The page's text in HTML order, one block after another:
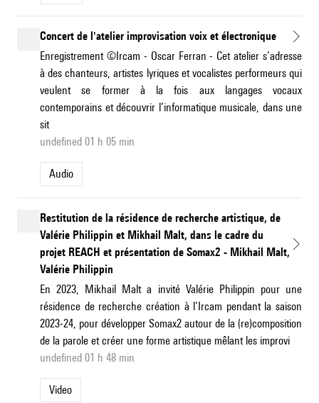
Concert de l'atelier improvisation voix et électronique
Enregistrement ©Ircam - Oscar Ferran - Cet atelier s’adresse
à des chanteurs, artistes lyriques et vocalistes performeurs qui
veulent se former à la fois aux langages vocaux
contemporains et découvrir l’informatique musicale, dans une
sit
undefined 01 h 05 min
Audio
Restitution de la résidence de recherche artistique, de
Valérie Philippin et Mikhail Malt, dans le cadre du
projet REACH et présentation de Somax2 - Mikhail Malt,
Valérie Philippin
En 2023, Mikhail Malt a invité Valérie Philippin pour une
résidence de recherche création à l’Ircam pendant la saison
2023-24, pour développer Somax2 autour de la (re)composition
de la parole et créer une forme artistique mêlant les improvi
undefined 01 h 48 min
Video